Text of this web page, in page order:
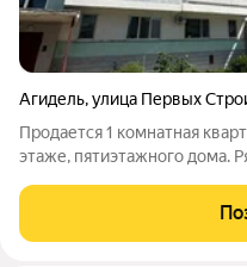
Агидель,улица Первых
Продается 1 комнатная
этаже, пятиэтажного дома.
собственник!!! Документы
нашей базе: 2106